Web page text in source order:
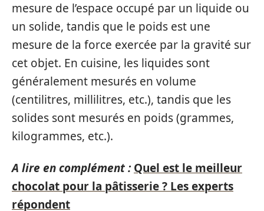
mesure de l’espace occupé par un liquide ou
un solide, tandis que le poids est une
mesure de la force exercée par la gravité sur
cet objet. En cuisine, les liquides sont
généralement mesurés en volume
(centilitres, millilitres, etc.), tandis que les
solides sont mesurés en poids (grammes,
kilogrammes, etc.).
A lire en complément : Quel est le meilleur
chocolat pour la pâtisserie ? Les experts
répondent